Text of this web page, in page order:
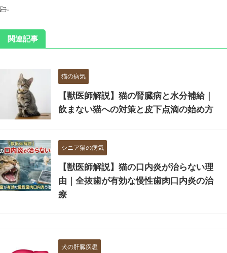
-
関連記事
猫の病気
【獣医師解説】猫の腎臓病と水分補給｜
飲まない猫への対策と皮下点滴の始め方
シニア猫の病気
【獣医師解説】猫の口内炎が治らない理
由｜全抜歯が有効な慢性歯肉口内炎の治
療
犬の肝臓疾患